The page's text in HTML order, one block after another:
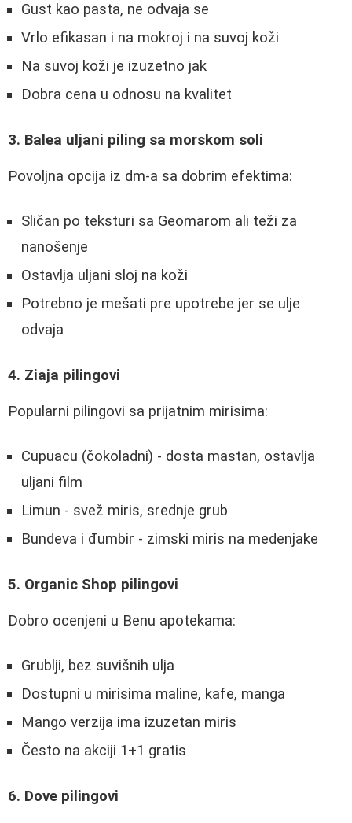
Gust kao pasta, ne odvaja se
Vrlo efikasan i na mokroj i na suvoj koži
Na suvoj koži je izuzetno jak
Dobra cena u odnosu na kvalitet
3. Balea uljani piling sa morskom soli
Povoljna opcija iz dm-a sa dobrim efektima:
Sličan po teksturi sa Geomarom ali teži za
nanošenje
Ostavlja uljani sloj na koži
Potrebno je mešati pre upotrebe jer se ulje
odvaja
4. Ziaja pilingovi
Popularni pilingovi sa prijatnim mirisima:
Cupuacu (čokoladni) - dosta mastan, ostavlja
uljani film
Limun - svež miris, srednje grub
Bundeva i đumbir - zimski miris na medenjake
5. Organic Shop pilingovi
Dobro ocenjeni u Benu apotekama:
Grublji, bez suvišnih ulja
Dostupni u mirisima maline, kafe, manga
Mango verzija ima izuzetan miris
Često na akciji 1+1 gratis
6. Dove pilingovi